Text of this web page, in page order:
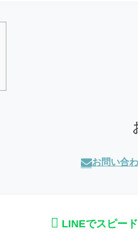
お問い合
LINEでスピー